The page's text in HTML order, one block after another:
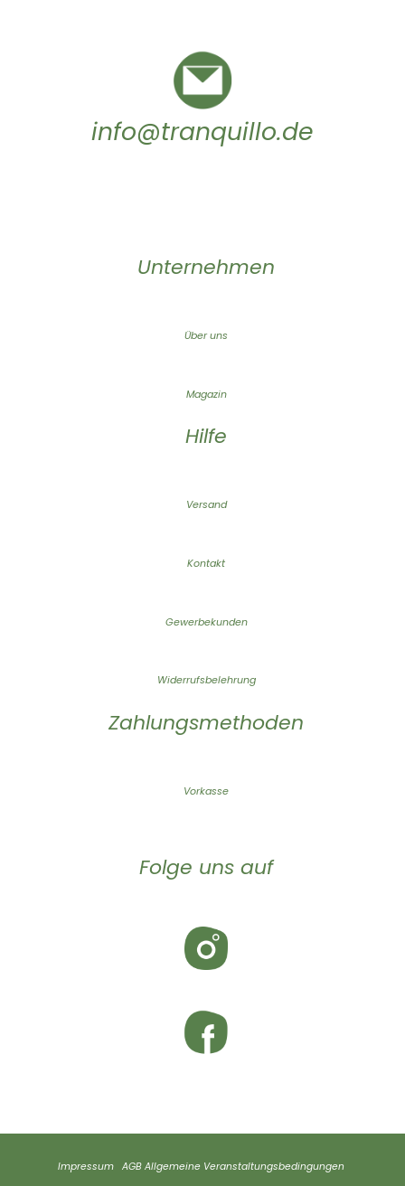
info@tranquillo.de
Unternehmen
Über uns
Magazin
Hilfe
Versand
Kontakt
Gewerbekunden
Widerrufsbelehrung
Zahlungsmethoden
Vorkasse
Folge uns auf
Impressum AGB Allgemeine Veranstaltungsbedingungen